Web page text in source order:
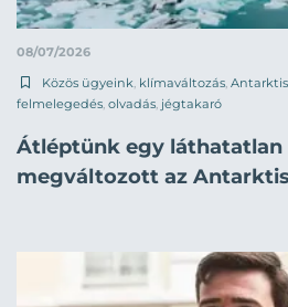
08/07/2026
Közös ügyeink, klímaváltozás,
felmelegedés, olvadás, jégtakaró
Átléptünk egy láthatatlan
megváltozott az